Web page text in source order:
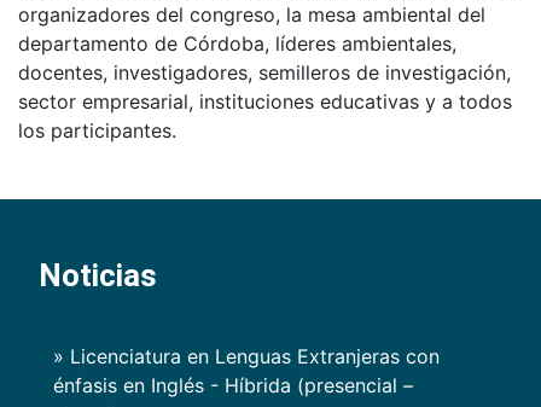
organizadores del congreso, la mesa ambiental del
departamento de Córdoba, líderes ambientales,
docentes, investigadores, semilleros de investigación,
sector empresarial, instituciones educativas y a todos
los participantes.
Noticias
» Licenciatura en Lenguas Extranjeras con
énfasis en Inglés - Híbrida (presencial –